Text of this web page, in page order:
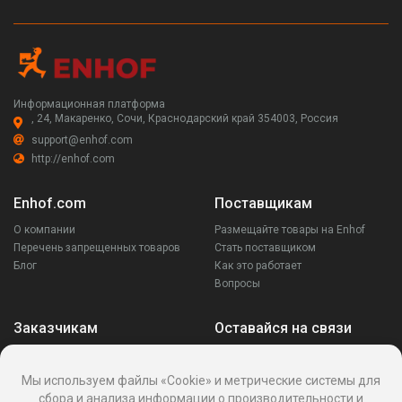
Информационная платформа
, 24, Макаренко, Сочи, Краснодарский край 354003, Россия
support@enhof.com
http://enhof.com
Enhof.com
О компании
Перечень запрещенных товаров
Блог
Поставщикам
Размещайте товары на Enhof
Стать поставщиком
Как это работает
Вопросы
Заказчикам Оставайся на связи
Мы используем файлы «Cookie» и метрические системы для
сбора и анализа информации о производительности и